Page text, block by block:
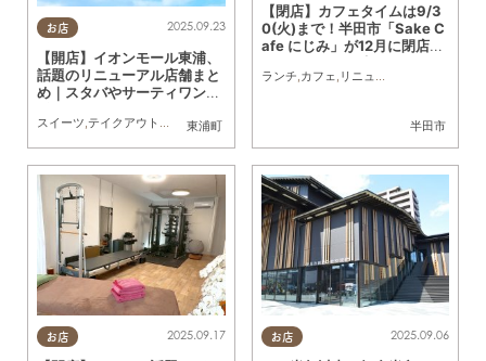
お店
東浦町
2025.09.23
【開店】イオンモール東浦、
話題のリニューアル店舗まと
め｜スタバやサーティワンも
スイーツ,テイクアウト ,開店 ,リニューアル トレンド
半田市
【閉店】カフェタイムは9/3
0(火)まで！半田市「Sake C
afe にじみ」が12月に閉店し
ランチ,カフェ, リニューアル
お店 2025.09.17 お店 2025.09.06